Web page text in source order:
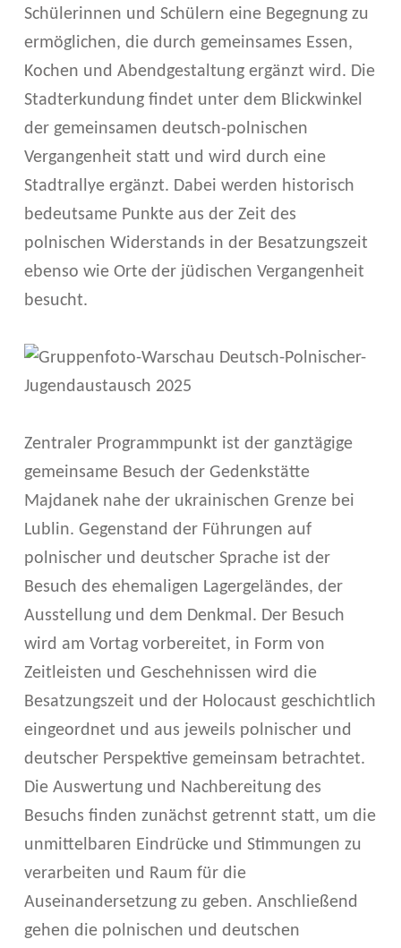
S
T
A
U
S
C
H
2
2
5
Schülerinnen und Schülern eine Begegnung zu
ermöglichen, die durch gemeinsames Essen,
Kochen und Abendgestaltung ergänzt wird. Die
Stadterkundung findet unter dem Blickwinkel
der gemeinsamen deutsch-polnischen
Vergangenheit statt und wird durch eine
Stadtrallye ergänzt. Dabei werden historisch
bedeutsame Punkte aus der Zeit des
polnischen Widerstands in der Besatzungszeit
ebenso wie Orte der jüdischen Vergangenheit
besucht.
Zentraler Programmpunkt ist der ganztägige
gemeinsame Besuch der Gedenkstätte
Majdanek nahe der ukrainischen Grenze bei
Lublin. Gegenstand der Führungen auf
polnischer und deutscher Sprache ist der
Besuch des ehemaligen Lagergeländes, der
Ausstellung und dem Denkmal. Der Besuch
wird am Vortag vorbereitet, in Form von
Zeitleisten und Geschehnissen wird die
Besatzungszeit und der Holocaust geschichtlich
eingeordnet und aus jeweils polnischer und
deutscher Perspektive gemeinsam betrachtet.
Die Auswertung und Nachbereitung des
Besuchs finden zunächst getrennt statt, um die
unmittelbaren Eindrücke und Stimmungen zu
verarbeiten und Raum für die
Auseinandersetzung zu geben. Anschließend
gehen die polnischen und deutschen